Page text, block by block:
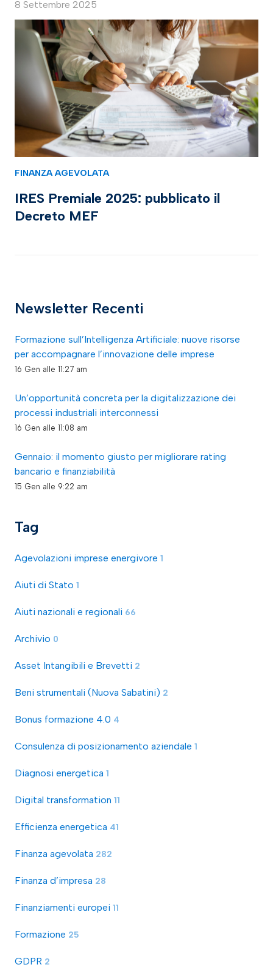
8 Settembre 2025
FINANZA AGEVOLATA
IRES Premiale 2025: pubblicato il
Decreto MEF
Newsletter Recenti
Formazione sull’Intelligenza Artificiale: nuove risorse
per accompagnare l’innovazione delle imprese
16 Gen alle 11:27 am
Un’opportunità concreta per la digitalizzazione dei
processi industriali interconnessi
16 Gen alle 11:08 am
Gennaio: il momento giusto per migliorare rating
bancario e finanziabilità
15 Gen alle 9:22 am
Tag
Agevolazioni imprese energivore 1
Aiuti di Stato 1
Aiuti nazionali e regionali 66
Archivio 0
Asset Intangibili e Brevetti 2
Beni strumentali (Nuova Sabatini) 2
Bonus formazione 4.0 4
Consulenza di posizionamento aziendale 1
Diagnosi energetica 1
Digital transformation 11
Efficienza energetica 41
Finanza agevolata 282
Finanza d’impresa 28
Finanziamenti europei 11
Formazione 25
GDPR 2